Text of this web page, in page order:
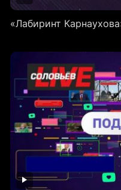
«Лабиринт